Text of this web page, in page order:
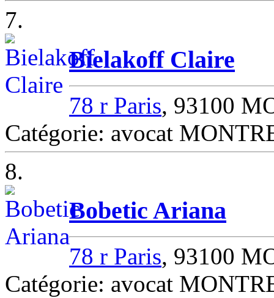
7.
Bielakoff Claire
78 r Paris, 93100
Catégorie: avocat
8.
Bobetic Ariana
78 r Paris, 93100
Catégorie: avocat